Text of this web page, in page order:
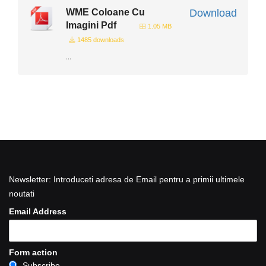
Download
WME Coloane Cu
Imagini Pdf
1.05 MB
1485 downloads
...
Newsletter: Introduceti adresa de Email pentru a primii ultimele
noutati
Email Address
Form action